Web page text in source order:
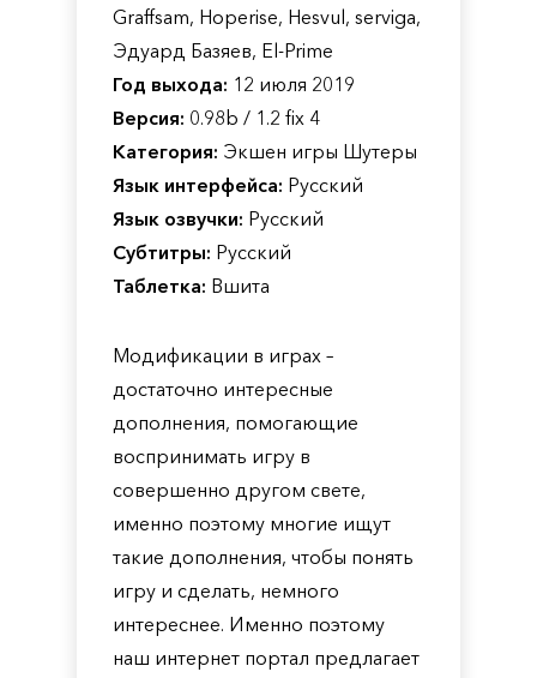
Graffsam, Hoperise, Hesvul, serviga,
Эдуард Базяев, El-Prime
Год выхода: 12 июля 2019
Версия: 0.98b / 1.2 fix 4
Категория: Экшен игры Шутеры
Язык интерфейса: Русский
Язык озвучки: Русский
Субтитры: Русский
Таблетка: Вшита
Модификации в играх –
достаточно интересные
дополнения, помогающие
воспринимать игру в
совершенно другом свете,
именно поэтому многие ищут
такие дополнения, чтобы понять
игру и сделать, немного
интереснее. Именно поэтому
наш интернет портал предлагает